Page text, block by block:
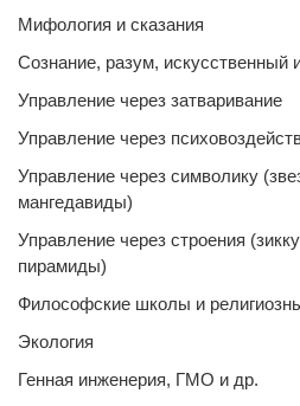
Мифология и сказания
Сознание, разум, искусственный
Управление через затваривание
Управление через
Управление через символику
мангедавиды)
Управление через строения
пирамиды)
Философские школы и
Экология
Генная инженерия, ГМО и др.